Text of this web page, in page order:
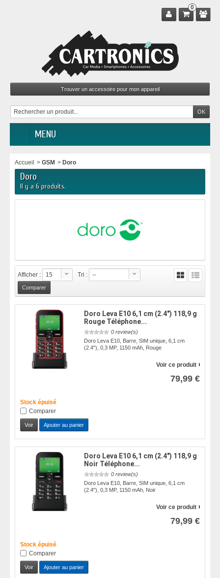
0
MENU
Accueil > GSM > Doro
Doro
Il y a 6 produits.
Afficher : 15 Tri : --
Doro Leva E10 6,1 cm (2.4") 118,9 g
Rouge Téléphone...
0 review(s)
Doro Leva E10, Barre, SIM unique, 6,1 cm
(2.4"), 0,3 MP, 1150 mAh, Rouge
Voir ce produit
79,99 €
Stock épuisé
Comparer
Voir Ajouter au panier
Doro Leva E10 6,1 cm (2.4") 118,9 g
Noir Téléphone...
0 review(s)
Doro Leva E10, Barre, SIM unique, 6,1 cm
(2.4"), 0,3 MP, 1150 mAh, Noir
Voir ce produit
79,99 €
Stock épuisé
Comparer
Voir Ajouter au panier